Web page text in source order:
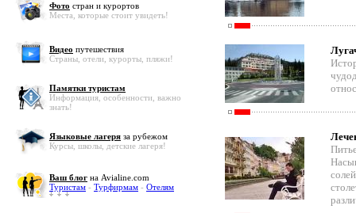
Фото стран и курортов
Места, которые стоит увидеть!
Видео путешествия
Страны, отели, курорты, пляжи!
Памятки туристам
Информация, особенности, важно
знать!
Языковые лагеря за рубежом
Курсы, школы, детские лагеря!
Ваш блог на Avialine.com
Туристам - Турфирмам - Отелям